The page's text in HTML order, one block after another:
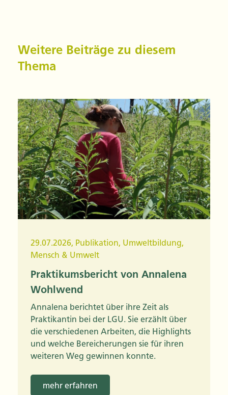
Weitere Beiträge zu diesem
Thema
29.07.2026, Publikation, Umweltbildung,
Mensch & Umwelt
Praktikumsbericht von Annalena
Wohlwend
Annalena berichtet über ihre Zeit als
Praktikantin bei der LGU. Sie erzählt über
die verschiedenen Arbeiten, die Highlights
und welche Bereicherungen sie für ihren
weiteren Weg gewinnen konnte.
mehr erfahren